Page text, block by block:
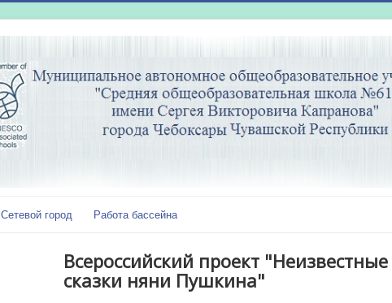
Сетевой город Работа бассейна
Всероссийский проект "Неизвестные
сказки няни Пушкина"